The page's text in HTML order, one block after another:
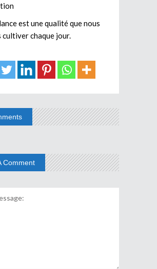
est une qualité que nous
cultiver chaque jour.
Comment